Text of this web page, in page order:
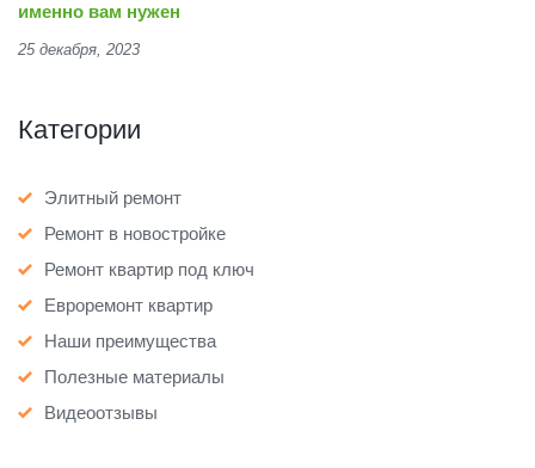
именно вам нужен
25 декабря, 2023
Категории
Элитный ремонт
Ремонт в новостройке
Ремонт квартир под ключ
Евроремонт квартир
Наши преимущества
Полезные материалы
Видеоотзывы